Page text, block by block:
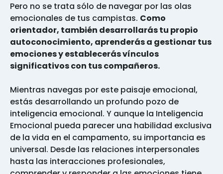
Pero no se trata sólo de navegar por las olas
emocionales de tus campistas. Como
orientador, también desarrollarás tu propio
autoconocimiento, aprenderás a gestionar tus
emociones y establecerás vínculos
significativos con tus compañeros.
Mientras navegas por este paisaje emocional,
estás desarrollando un profundo pozo de
inteligencia emocional. Y aunque la Inteligencia
Emocional pueda parecer una habilidad exclusiva
de la vida en el campamento, su importancia es
universal. Desde las relaciones interpersonales
hasta las interacciones profesionales,